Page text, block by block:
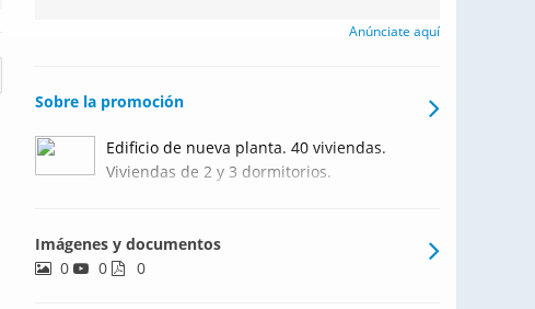
Anúnciate aquí
Sobre la promoción
Edificio de nueva planta. 40 viviendas.
Viviendas de 2 y 3 dormitorios.
Imágenes y documentos
0
0 0